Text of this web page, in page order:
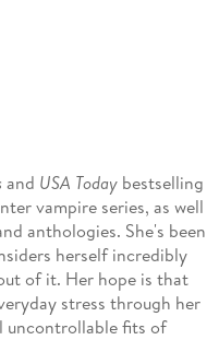
and USA Todaybestselling
vampire series, as well
anthologies. She's been
herself incredibly
of it. Her hope is that
stress through her
uncontrollable fits of